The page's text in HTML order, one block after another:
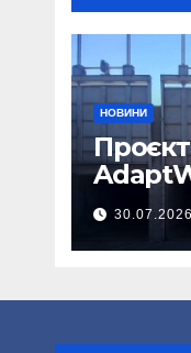
НОВИНИ
Проєкт
шлюза
30.07.2026